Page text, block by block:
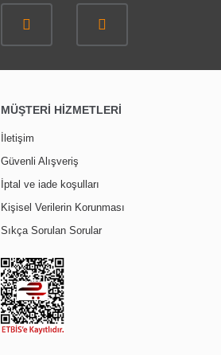
MÜŞTERİ HİZMETLERİ
İletişim
Güvenli Alışveriş
İptal ve iade koşulları
Kişisel Verilerin Korunması
Sıkça Sorulan Sorular